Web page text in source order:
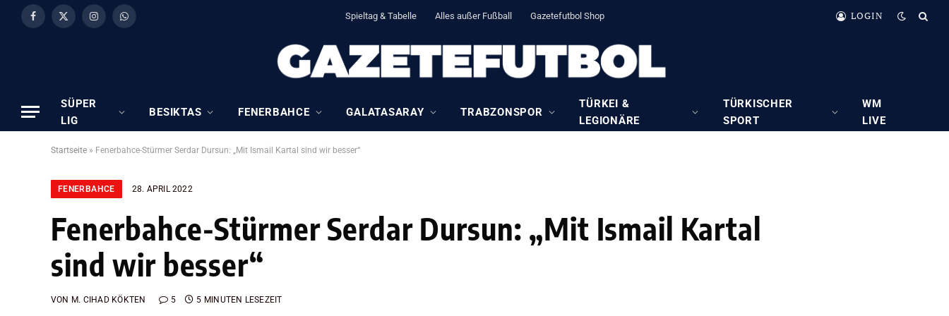
Facebook
X
InstagramWhatsApp Spieltag & Tabelle Alles außer Fußball Gazetefutbol Shop LOGIN
SÜPER
LIG
BESIKTAS FENERBAHCE GALATASARAY TRABZONSPOR
TÜRKEI &
LEGIONÄRE
TÜRKISCHER
SPORT
WM
LIVE
Startseite » Fenerbahce-Stürmer Serdar Dursun: „Mit Ismail Kartal sind wir besser“
FENERBAHCE 28. APRIL 2022
Fenerbahce-Stürmer Serdar Dursun: „Mit Ismail Kartal
sind wir besser“
VON M. CIHAD KÖKTEN 5 5 MINUTEN LESEZEIT